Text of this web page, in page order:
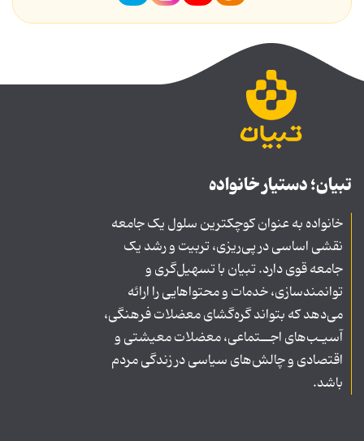
تبیان؛ دستیار خانواده
خانواده به عنوان کوچکترین سلول یک جامعه
نقشی اساسی در پی‌ریزی، تربیت و رشد یک
جامعه قوی دارد. تبیان با تسهیل‌گری و
توانمندسازی، خدمات و محتواهایی را ارائه
می‌دهد که بتواند گره‌گشای معضلات فرهنگی،
آسیـب‌های اجــتماعی، معضلات معیشتی و
اقتصادی و چالش‌های سیاسی در زندگی مردم
باشد.